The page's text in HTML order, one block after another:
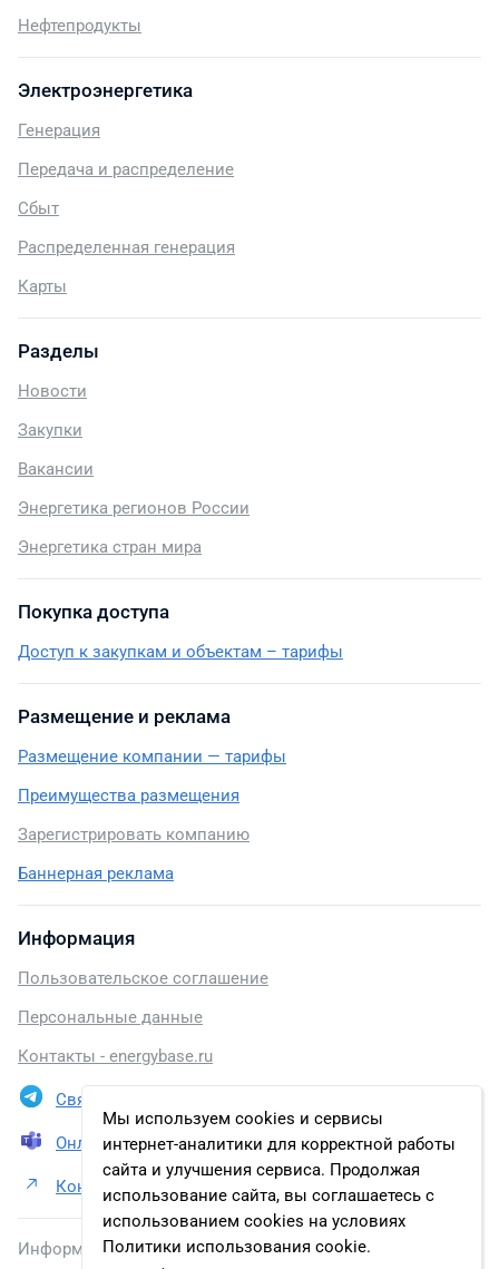
Мы используем cookies и сервисы
интернет-аналитики для корректной работы
сайта и улучшения сервиса. Продолжая
использование сайта, вы соглашаетесь с
использованием cookies на условиях
Политики использования cookie.
Нефтепродукты
Электроэнергетика
Генерация
Передача и распределение
Сбыт
Распределенная генерация
Карты
Разделы
Новости
Закупки
Вакансии
Энергетика регионов России
Энергетика стран мира
Покупка доступа
Доступ к закупкам и объектам – тарифы
Размещение и реклама
Размещение компании — тарифы
Преимущества размещения
Зарегистрировать компанию
Баннерная реклама
Информация
Пользовательское соглашение
Персональные данные
Контакты - energybase.ru
Связаться в Telegram
Онлайн презентация
Контакты ООО «Газпромнефть-Восток»
Информация, размещенная на сайте, включена в базу